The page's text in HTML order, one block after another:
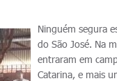
Ninguém segura
do São José. Na
entraram em
Catarina, e mais